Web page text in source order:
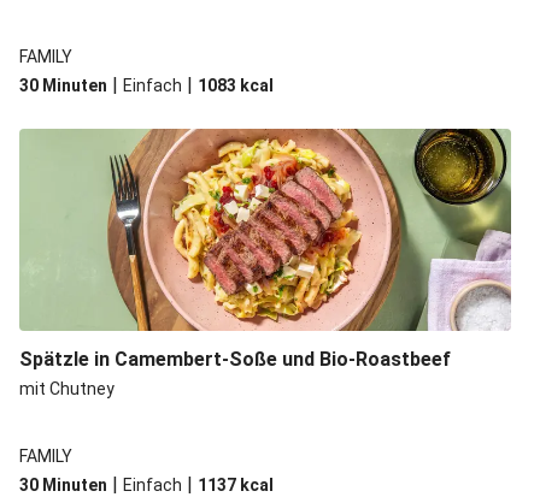
FAMILY
30 Minuten | Einfach | 1083 kcal
Spätzle in Camembert-Soße und Bio-Roastbeef
mit Chutney
FAMILY
30 Minuten | Einfach | 1137 kcal